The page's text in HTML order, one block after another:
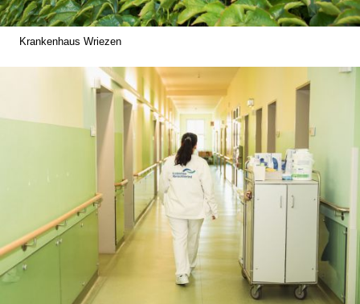
Krankenhaus Wriezen